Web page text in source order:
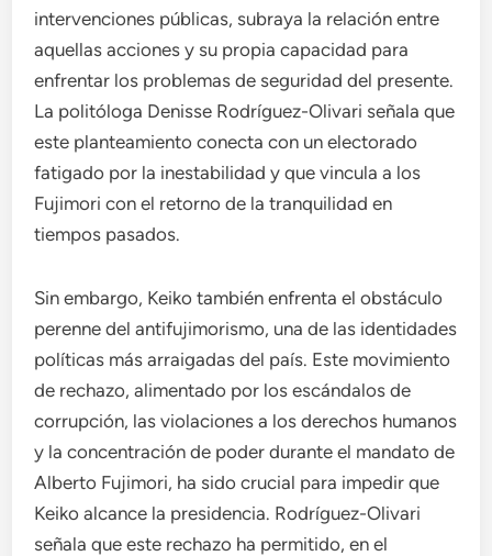
intervenciones públicas, subraya la relación entre
aquellas acciones y su propia capacidad para
enfrentar los problemas de seguridad del presente.
La politóloga Denisse Rodríguez-Olivari señala que
este planteamiento conecta con un electorado
fatigado por la inestabilidad y que vincula a los
Fujimori con el retorno de la tranquilidad en
tiempos pasados.
Sin embargo, Keiko también enfrenta el obstáculo
perenne del antifujimorismo, una de las identidades
políticas más arraigadas del país. Este movimiento
de rechazo, alimentado por los escándalos de
corrupción, las violaciones a los derechos humanos
y la concentración de poder durante el mandato de
Alberto Fujimori, ha sido crucial para impedir que
Keiko alcance la presidencia. Rodríguez-Olivari
señala que este rechazo ha permitido, en el